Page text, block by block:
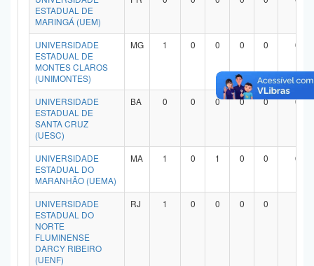
ESTADUAL DE
MARINGÁ (UEM)
UNIVERSIDADE
ESTADUAL DE
MONTES CLAROS
(UNIMONTES)
MG 1 0 0 0 0 0
UNIVERSIDADE
ESTADUAL DE
SANTA CRUZ
(UESC)
BA 0 0 0 0 0 0
UNIVERSIDADE
ESTADUAL DO
MARANHÃO (UEMA)
MA 1 0 1 0 0 0
UNIVERSIDADE
ESTADUAL DO
NORTE
FLUMINENSE
DARCY RIBEIRO
(UENF)
RJ 1 0 0 0 0